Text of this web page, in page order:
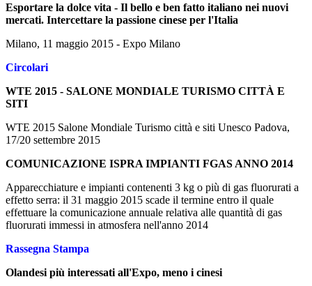
Esportare la dolce vita - Il bello e ben fatto italiano nei nuovi
mercati. Intercettare la passione cinese per l'Italia
Milano, 11 maggio 2015 - Expo Milano
Circolari
WTE 2015 - SALONE MONDIALE TURISMO CITTÀ E
SITI
WTE 2015 Salone Mondiale Turismo città e siti Unesco Padova,
17/20 settembre 2015
COMUNICAZIONE ISPRA IMPIANTI FGAS ANNO 2014
Apparecchiature e impianti contenenti 3 kg o più di gas fluorurati a
effetto serra: il 31 maggio 2015 scade il termine entro il quale
effettuare la comunicazione annuale relativa alle quantità di gas
fluorurati immessi in atmosfera nell'anno 2014
Rassegna Stampa
Olandesi più interessati all'Expo, meno i cinesi